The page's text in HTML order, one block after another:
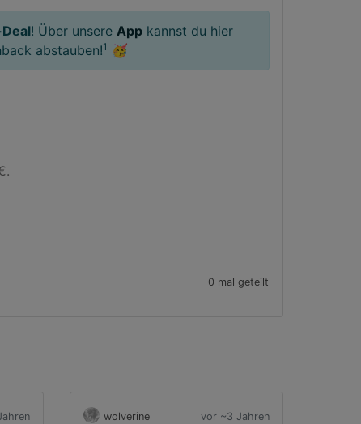
! Über unsere App kannst du hier
abstauben!1 🥳
0 mal geteilt
wolverine vor ~3 Jahren